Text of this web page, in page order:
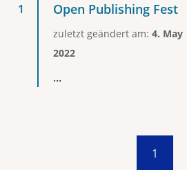
Open Publishing Fest
zuletzt geändert am: 4. May
2022
...
1